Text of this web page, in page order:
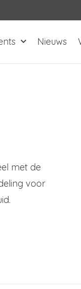
Nieuws
met de
voor